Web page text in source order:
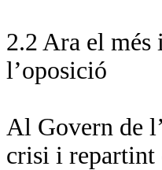
2.2 Ara el més
l’oposició
Al Govern de
crisi i repartint